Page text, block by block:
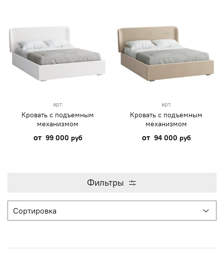
арт.
Кровать с подъемным
механизмом
от 99 000 руб
арт.
Кровать с подъемным
механизмом
от 94 000 руб
Фильтры